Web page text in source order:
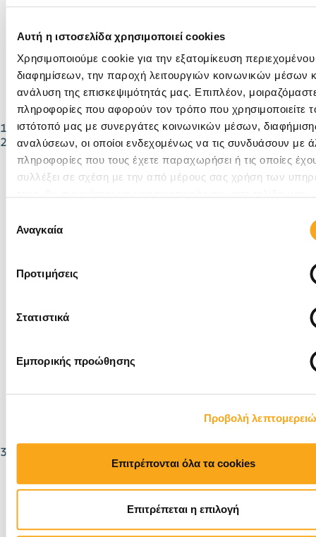
Αυτή η ιστοσελίδα χρησιμοποιεί cookies
Χρησιμοποιούμε cookie για την εξατομίκευση περιεχομένου
διαφημίσεων, την παροχή λειτουργιών κοινωνικών μέσων
ανάλυση της επισκεψιμότητάς μας. Επιπλέον,
πληροφορίες που αφορούν τον τρόπο που χρησιμοποιείτε
ιστότοπό μας με συνεργάτες κοινωνικών μέσων,
αναλύσεων, οι οποίοι ενδεχομένως να τις συνδυάσουν με
πληροφορίες που τους έχετε παραχωρήσει ή τις οποίες
συλλέξει σε σχέση με την από μέρους σας χρήση των
συγκατάθεσης
Αναγκαία
Προτιμήσεις
Στατιστικά
Εμπορικής προώθησης
Προβολή
Επιτρέπονται όλα τα cookies
Επιτρέπεται η επιλογή
πολλές επιχειρήσεις είναι οι διπλότυπες σελίδες
στον χάρτη. Όταν κάποιος χρήστης αναζητήσει την
επιχείρηση σας στον χάρτη, αυτή εμφανίζεται
πάνω από μία φορές. Ο πιο εύκολος τρόπος για να
λυθεί αυτό το ζήτημα είναι να επικοινωνήσετε με
την
google . Πώς θα το κάνετε αυτό;
1.Πατήστε σε αυτό τονσύνδεσμό.
2.Επιλέξτε «Πληροφορίες Επιχείρησης και
τροποποιήσεις»
εμφανίζεται δύο φορές στον χάρτη».